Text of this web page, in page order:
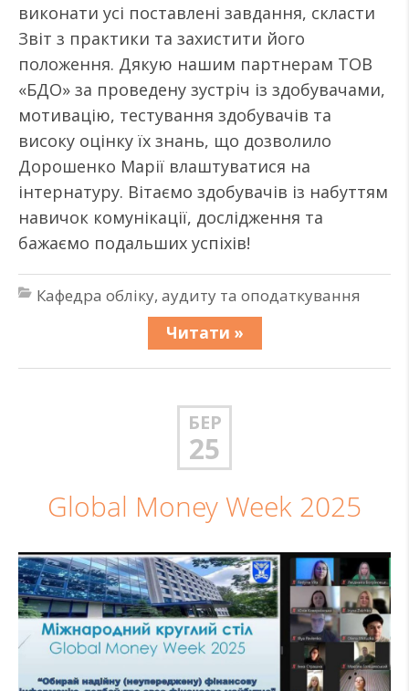
виконати усі поставлені завдання, скласти
Звіт з практики та захистити його
положення. Дякую нашим партнерам ТОВ
«БДО» за проведену зустріч із здобувачами,
мотивацію, тестування здобувачів та
високу оцінку їх знань, що дозволило
Дорошенко Марії влаштуватися на
інтернатуру. Вітаємо здобувачів із набуттям
навичок комунікації, дослідження та
бажаємо подальших успіхів!
Кафедра обліку, аудиту та оподаткування
Читати »
БЕР
25
Global Money Week 2025